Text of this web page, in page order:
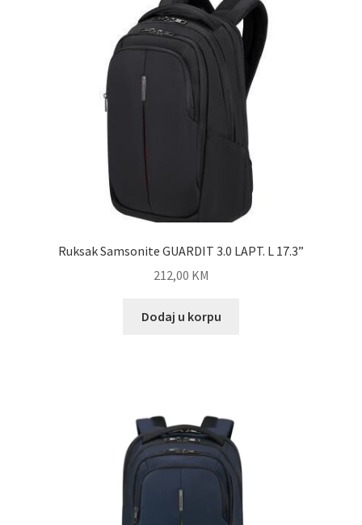
Ruksak Samsonite GUARDIT 3.0 LAPT. L 17.3”
212,00 KM
Dodaj u korpu